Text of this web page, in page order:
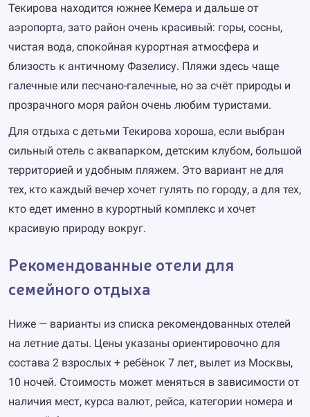
Текирова находится южнее Кемера и дальше от
аэропорта, зато район очень красивый: горы, сосны,
чистая вода, спокойная курортная атмосфера и
близость к античному Фазелису. Пляжи здесь чаще
галечные или песчано-галечные, но за счёт природы и
прозрачного моря район очень любим туристами.
Для отдыха с детьми Текирова хороша, если выбран
сильный отель с аквапарком, детским клубом, большой
территорией и удобным пляжем. Это вариант не для
тех, кто каждый вечер хочет гулять по городу, а для тех,
кто едет именно в курортный комплекс и хочет
красивую природу вокруг.
Рекомендованные отели для
семейного отдыха
Ниже — варианты из списка рекомендованных отелей
на летние даты. Цены указаны ориентировочно для
состава 2 взрослых + ребёнок 7 лет, вылет из Москвы,
10 ночей. Стоимость может меняться в зависимости от
наличия мест, курса валют, рейса, категории номера и